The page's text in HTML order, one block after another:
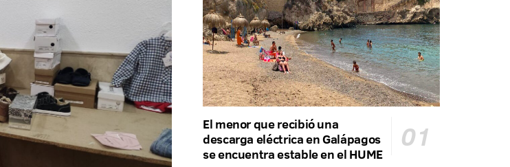
El menor que recibió una
descarga eléctrica en Galápagos
se encuentra estable en el HUME